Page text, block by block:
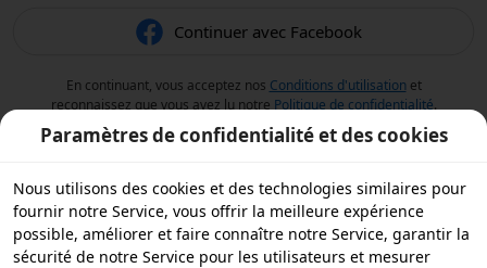
Continuer avec Facebook
En continuant, vous acceptez nos Conditions d'utilisation et
reconnaissez que vous avez lu notre Politique de confidentialité.
Paramètres de confidentialité et des cookies
Nous utilisons des cookies et des technologies similaires pour
fournir notre Service, vous offrir la meilleure expérience
possible, améliorer et faire connaître notre Service, garantir la
sécurité de notre Service pour les utilisateurs et mesurer